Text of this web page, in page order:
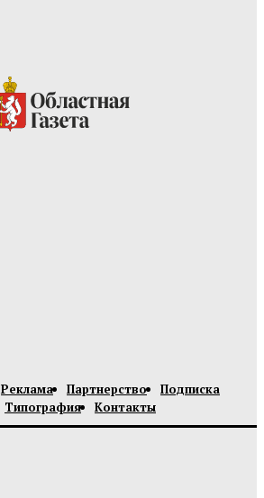
Реклама Партнерство
Подписка
Типография
Контакты